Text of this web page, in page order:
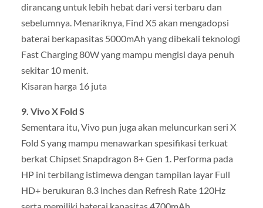
dirancang untuk lebih hebat dari versi terbaru dan
sebelumnya. Menariknya, Find X5 akan mengadopsi
baterai berkapasitas 5000mAh yang dibekali teknologi
Fast Charging 80W yang mampu mengisi daya penuh
sekitar 10 menit.
Kisaran harga 16 juta
9. Vivo X Fold S
Sementara itu, Vivo pun juga akan meluncurkan seri X
Fold S yang mampu menawarkan spesifikasi terkuat
berkat Chipset Snapdragon 8+ Gen 1. Performa pada
HP ini terbilang istimewa dengan tampilan layar Full
HD+ berukuran 8.3 inches dan Refresh Rate 120Hz